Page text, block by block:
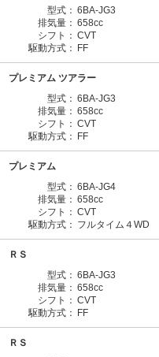
型式： 6BA-JG3
排気量： 658cc
シフト： CVT
駆動方式：
FF
プレミアム ツアラー
型式： 6BA-JG3
排気量： 658cc
シフト： CVT
駆動方式：
FF
プレミアム
型式： 6BA-JG4
排気量： 658cc
シフト： CVT
駆動方式： フルタイム４WD
ＲＳ
型式： 6BA-JG3
排気量： 658cc
シフト： CVT
駆動方式：
FF
ＲＳ